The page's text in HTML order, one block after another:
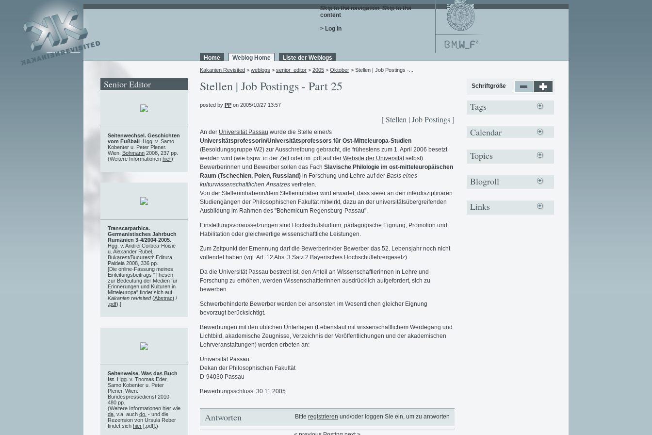
Skip to the navigation. Skip to the
content.
> Log in
Home Weblog Home Liste der Weblogs
Kakanien Revisited > weblogs > senior_editor > 2005 > Oktober > Stellen | Job Postings -...
Stellen | Job Postings - Part 25
posted by PP on 2005/10/27 13:57
[ Stellen | Job Postings ]
An der Universität Passau wurde die Stelle einer/s
Universitätsprofessorin/Universitätsprofessors für Ost-Mitteleuropa-Studien
(Besoldungsgruppe W2) zur Ausschreibung gebracht, die frühestens zum 1. April 2006 besetzt
werden wird (wie bspw. in der Zeit oder im .pdf auf der Website der Universität selbst).
Bewerberinnen und Bewerber sollen das Fach Slavische Philologie im ost-mitteleuropäischen
Raum (Tschechien, Polen, Russland) in Forschung und Lehre auf der Basis eines
kulturwissenschaftlichen Ansatzes vertreten.
Von der Stelleninhaberin/dem Stelleninhaber wird erwartet, dass sie/er an den interdisziplinären
Studiengängen der Philosophischen Fakultät mitwirkt, dazu an der universitätsübergreifenden
Ausbildung im Rahmen des "Bohemicum Regensburg-Passau".
Einstellungsvoraussetzungen sind Hochschulstudium, pädagogische Eignung, Promotion und
Habilitation oder gleichwertige wissenschaftliche Leistungen.
Zum Zeitpunkt der Ernennung darf die Bewerberin/der Bewerber das 52. Lebensjahr noch nicht
vollendet haben (vgl. Art. 12 Abs. 3 Satz 2 Bayerisches Hochschullehrergesetz).
Da die Universität Passau bestrebt ist, den Anteil an Wissenschaftlerinnen in Lehre und
Forschung zu erhöhen, werden Wissenschaftlerinnen ausdrücklich aufgefordert, sich zu
bewerben.
Schwerbehinderte Bewerber werden bei ansonsten im Wesentlichen gleicher Eignung
bevorzugt berücksichtigt.
Bewerbungen mit den üblichen Unterlagen (Lebenslauf mit wissenschaftlichem Werdegang und
Lichtbild, akademische Zeugnisse, Verzeichnis der Veröffentlichungen und der akademischen
Lehrveranstaltungen) werden erbeten an:
Universität Passau
Dekan der Philosophischen Fakultät
D-94030 Passau
Bewerbungsschluss: 30.11.2005
Bitte registrieren und/oder loggen Sie ein, um zu antworten
Antworten
Senior Editor
Seitenwechsel. Geschichten
vom Fußball . Hgg. v. Samo
Kobenter u. Peter Plener.
Wien: Bohmann 2008, 237 pp.
(Weitere Informationen hier)
Transcarpathica.
Germanistisches Jahrbuch
Rumänien 3-4/2004-2005
Hgg. v. Andrei Corbea-Hoisie
u. Alexander Rubel.
Bukarest/Bucuresti: Editura
Paideia 2008, 336 pp.
[Die online-Fassung meines
Einleitungsbeitrags "Thesen
zur Bedeutung der Medien für
Erinnerungen und Kulturen in
Mitteleuropa" findet sich auf
Kakanien revisited(Abstract /
.pdf).]
Seitenweise. Was das Buch
ist . Hgg. v. Thomas Eder,
Samo Kobenter u. Peter
Plener. Wien:
Bundespressedienst 2010,
480 pp.
(Weitere Informationen hier wie
da , v.a. auch do. - und die
Rezension von Ursula Reber
findet sich hier [.pdf].)
Schriftgröße
Tags
Calendar
Topics
Blogroll
Links